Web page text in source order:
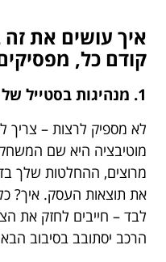
איך עושים את
קודם כל,
1. מנהיגות בסטייל של אלופים
לא מספיק לרצות –
מוטיבציה היא שם
מרוצים, ההחלטות שלך
את תוצאות העסק. איך?
לבד – חייבים לחזק את
הרכב יסתובב בסיבוב